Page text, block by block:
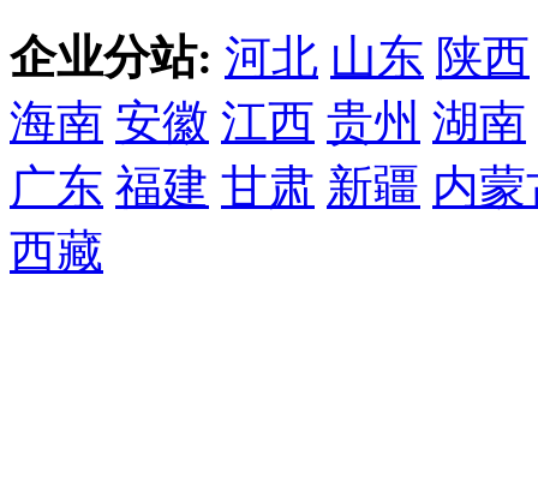
企业分站: 河北 山东 陕西
海南 安徽 江西 贵州 湖南
广东 福建 甘肃 新疆 内蒙
西藏